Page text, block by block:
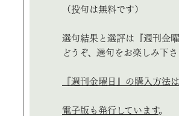
（投句は無料です）
選句結果と選評は『週刊金
どうぞ、選句をお楽しみ下
『週刊金曜日』の購入方法
電子版も発行しています。